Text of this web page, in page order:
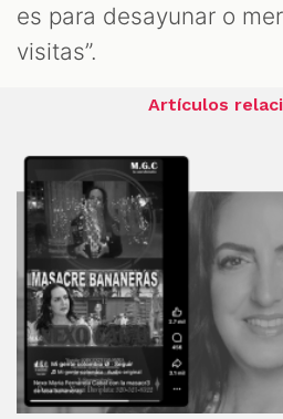
es para desayunar o
visitas”.
Artículos